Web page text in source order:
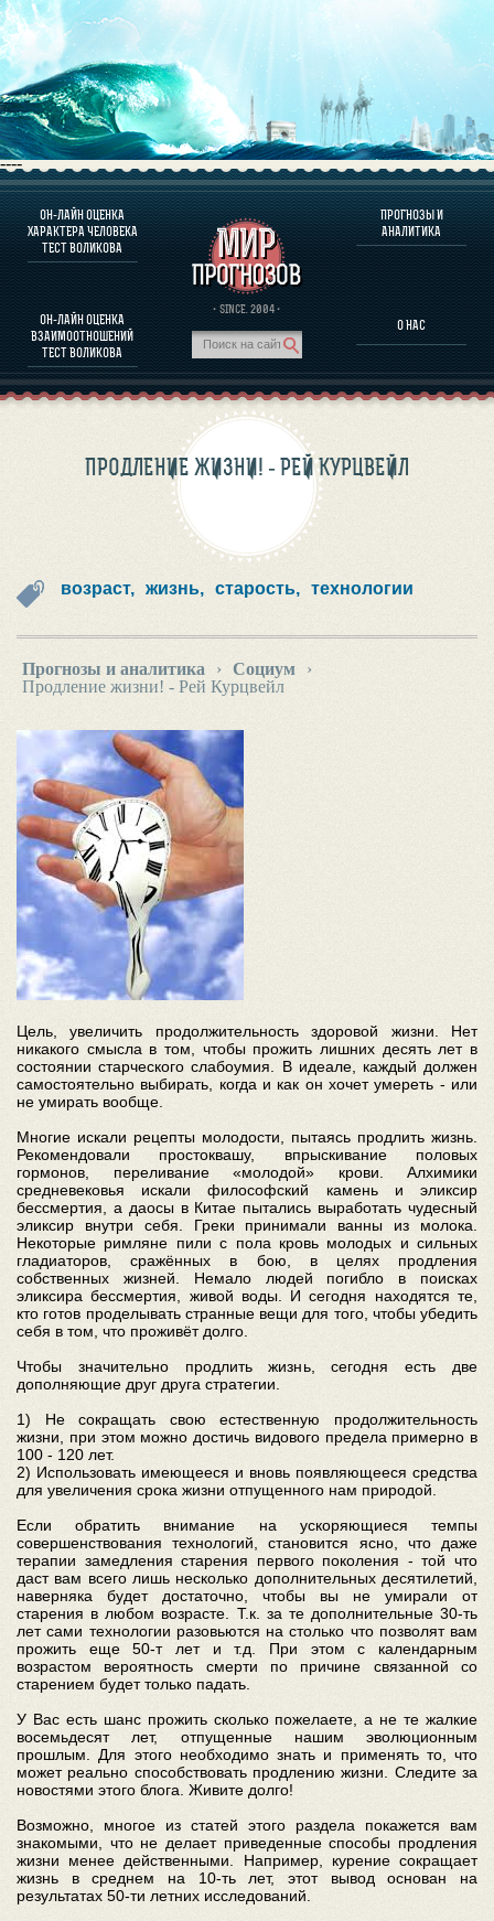
----
ОН-ЛАЙН ОЦЕНКА
ХАРАКТЕРА ЧЕЛОВЕКА
ТЕСТ ВОЛИКОВА
ОН-ЛАЙН ОЦЕНКА
ВЗАИМООТНОШЕНИЙ
ТЕСТ ВОЛИКОВА
· SINCE. 2004 ·
ПРОГНОЗЫ И
АНАЛИТИКА
О НАС
О ПРОГРАММЕ
ОЦЕНКА ХАРАКТЕРA ЧЕЛОВЕКА
ОЦЕНКА ХАРАКТЕРА ВЫДАЮЩИХСЯ ЛИЧНОСТЕЙ
О ПРОГРАММЕ
ПРОГНОЗЫ И АНАЛИТИКА
ПРОДЛЕНИЕ ЖИЗНИ! - РЕЙ КУРЦВЕЙЛ
возраст, жизнь, старость, технологии
Прогнозы и аналитика › Социум
›
Продление жизни! - Рей Курцвейл
Цель, увеличить продолжительность здоровой жизни. Нет
никакого смысла в том, чтобы прожить лишних десять лет в
состоянии старческого слабоумия. В идеале, каждый должен
самостоятельно выбирать, когда и как он хочет умереть - или
не умирать вообще.
Многие искали рецепты молодости, пытаясь продлить жизнь.
Рекомендовали простоквашу, впрыскивание половых
гормонов, переливание «молодой» крови. Алхимики
средневековья искали философский камень и эликсир
бессмертия, а даосы в Китае пытались выработать чудесный
эликсир внутри себя. Греки принимали ванны из молока.
Некоторые римляне пили с пола кровь молодых и сильных
гладиаторов, сражённых в бою, в целях продления
собственных жизней. Немало людей погибло в поисках
эликсира бессмертия, живой воды. И сегодня находятся те,
кто готов проделывать странные вещи для того, чтобы убедить
себя в том, что проживёт долго.
Чтобы значительно продлить жизнь, сегодня есть две
дополняющие друг друга стратегии.
1) Не сокращать свою естественную продолжительность
жизни, при этом можно достичь видового предела примерно в
100 - 120 лет.
2) Использовать имеющееся и вновь появляющееся средства
для увеличения срока жизни отпущенного нам природой.
Если обратить внимание на ускоряющиеся темпы
совершенствования технологий, становится ясно, что даже
терапии замедления старения первого поколения - той что
даст вам всего лишь несколько дополнительных десятилетий,
наверняка будет достаточно, чтобы вы не умирали от
старения в любом возрасте. Т.к. за те дополнительные 30-ть
лет сами технологии разовьются на столько что позволят вам
прожить еще 50-т лет и т.д. При этом с календарным
возрастом вероятность смерти по причине связанной со
старением будет только падать.
У Вас есть шанс прожить сколько пожелаете, а не те жалкие
восемьдесят лет, отпущенные нашим эволюционным
прошлым. Для этого необходимо знать и применять то, что
может реально способствовать продлению жизни. Следите за
новостями этого блога. Живите долго!
Возможно, многое из статей этого раздела покажется вам
знакомыми, что не делает приведенные способы продления
жизни менее действенными. Например, курение сокращает
жизнь в среднем на 10-ть лет, этот вывод основан на
результатах 50-ти летних исследований.